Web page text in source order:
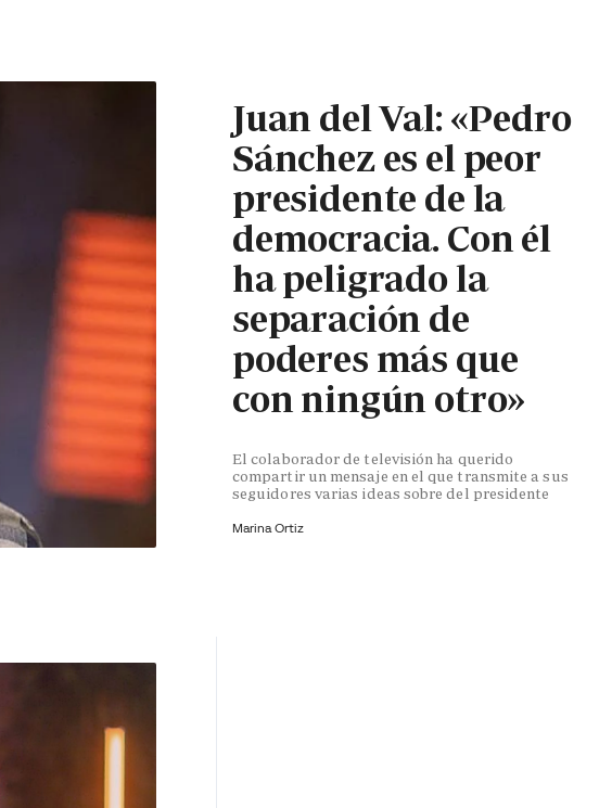
Juan del Val: «Pedro
Sánchez es el peor
presidente de la
democracia. Con él
ha peligrado la
separación de
poderes más que
con ningún otro»
El colaborador de televisión ha querido
compartir un mensaje en el que transmite a sus
seguidores varias ideas sobre del presidente
Marina Ortiz